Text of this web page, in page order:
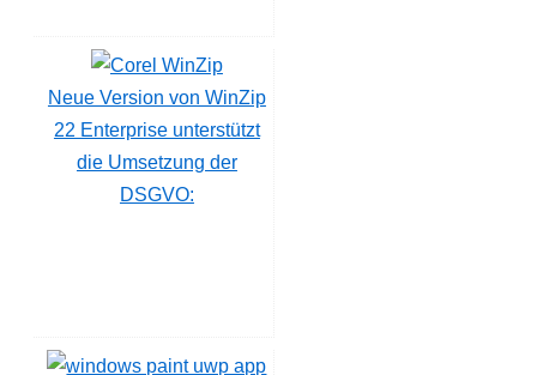
Neue Version von WinZip
22 Enterprise unterstützt
die Umsetzung der
DSGVO: